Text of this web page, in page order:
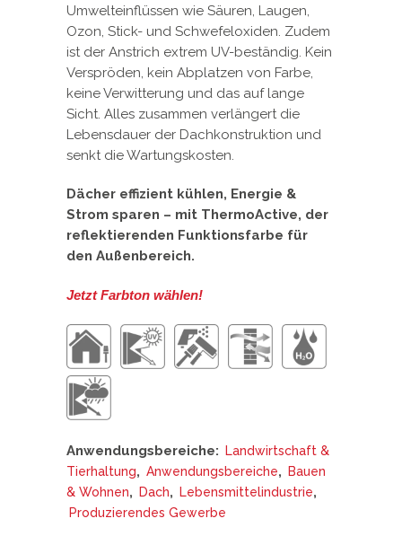
Umwelteinflüssen wie Säuren, Laugen,
Ozon, Stick- und Schwefeloxiden. Zudem
ist der Anstrich extrem UV-beständig. Kein
Verspröden, kein Abplatzen von Farbe,
keine Verwitterung und das auf lange
Sicht. Alles zusammen verlängert die
Lebensdauer der Dachkonstruktion und
senkt die Wartungskosten.
Dächer effizient kühlen, Energie &
Strom sparen – mit ThermoActive, der
reflektierenden Funktionsfarbe für
den Außenbereich.
Jetzt Farbton wählen!
Anwendungsbereiche:
Landwirtschaft &
Tierhaltung, Anwendungsbereiche,
Bauen
& Wohnen, Dach, Lebensmittelindustrie,
Produzierendes Gewerbe